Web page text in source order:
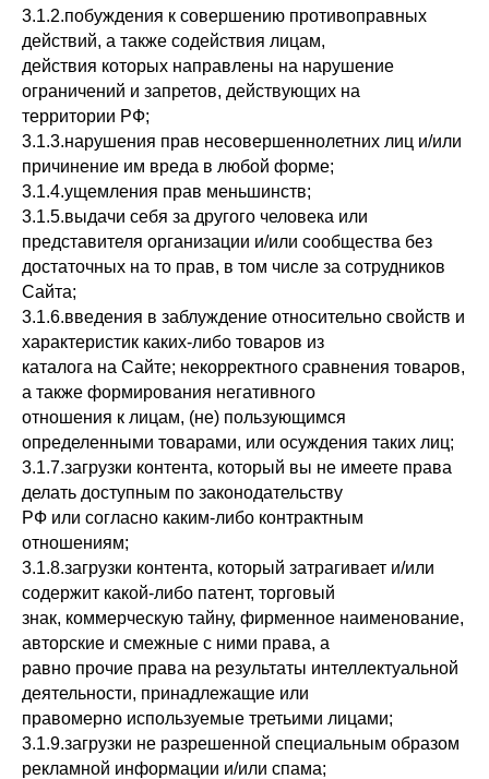
3.1.2.побуждения к совершению противоправных
действий, а также содействия лицам,
действия которых направлены на нарушение
ограничений и запретов, действующих на
территории РФ;
3.1.3.нарушения прав несовершеннолетних лиц и/или
причинение им вреда в любой форме;
3.1.4.ущемления прав меньшинств;
3.1.5.выдачи себя за другого человека или
представителя организации и/или сообщества без
достаточных на то прав, в том числе за сотрудников
Сайта;
3.1.6.введения в заблуждение относительно свойств и
характеристик каких-либо товаров из
каталога на Сайте; некорректного сравнения товаров,
а также формирования негативного
отношения к лицам, (не) пользующимся
определенными товарами, или осуждения таких лиц;
3.1.7.загрузки контента, который вы не имеете права
делать доступным по законодательству
РФ или согласно каким-либо контрактным
отношениям;
3.1.8.загрузки контента, который затрагивает и/или
содержит какой-либо патент, торговый
знак, коммерческую тайну, фирменное наименование,
авторские и смежные с ними права, а
равно прочие права на результаты интеллектуальной
деятельности, принадлежащие или
правомерно используемые третьими лицами;
3.1.9.загрузки не разрешенной специальным образом
рекламной информации и/или спама;